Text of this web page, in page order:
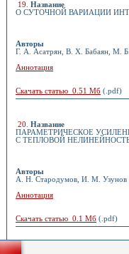
19
Название
О СУТОЧНОЙ ВАРИАЦИИ
Авторы
Г. А. Асатрян, В. Х. Бабаян, М.
Аннотация
Скачать статью 0.51 Мб (.pdf)
20
Название
ПАРАМЕТРИЧЕСКОЕ
С ТЕПЛОВОЙ
Авторы
А. Н. Стародумов, И. М. Узунов
Аннотация
Скачать статью 0.1 Мб (.pdf)